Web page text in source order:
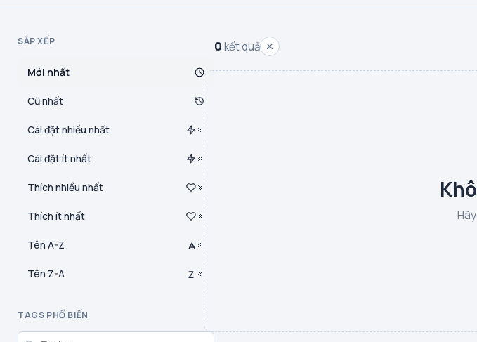
SẮP XẾP
Mới nhất
Cũ nhất
Cài đặt nhiều nhất
Cài đặt ít nhất
Thích nhiều nhất
Thích ít nhất
Tên A-Z
Tên Z-A
TAGS PHỔ BIẾN
0kết quả